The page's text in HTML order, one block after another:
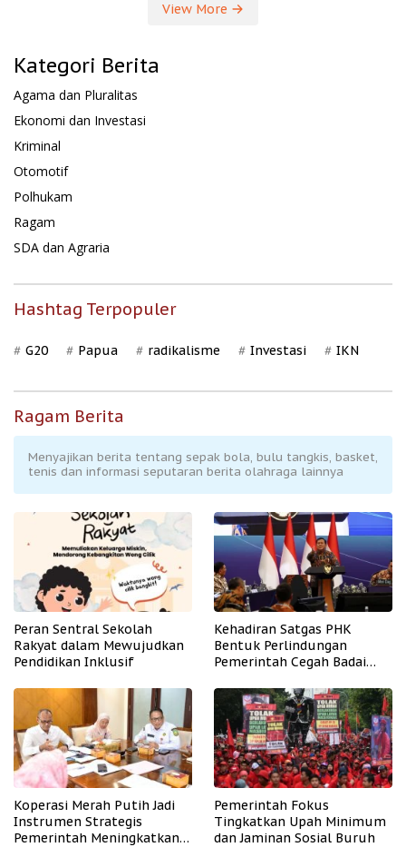
View More
Kategori Berita
Agama dan Pluralitas
Ekonomi dan Investasi
Kriminal
Otomotif
Polhukam
Ragam
SDA dan Agraria
Hashtag Terpopuler
G20 Papua radikalisme Investasi IKN
Ragam Berita
Menyajikan berita tentang sepak bola, bulu tangkis, basket,
tenis dan informasi seputaran berita olahraga lainnya
Peran Sentral Sekolah
Rakyat dalam Mewujudkan
Pendidikan Inklusif
Kehadiran Satgas PHK
Bentuk Perlindungan
Pemerintah Cegah Badai
Koperasi Merah Putih Jadi
Instrumen Strategis
Pemerintah Meningkatkan
Pemerintah Fokus
Tingkatkan Upah Minimum
dan Jaminan Sosial Buruh